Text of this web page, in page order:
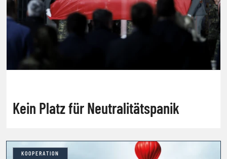
Kein Platz für Neutralitätspanik
KOOPERATION